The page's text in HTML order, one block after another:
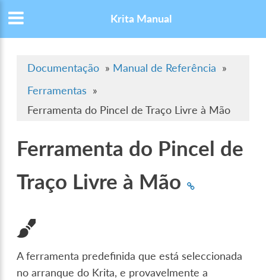
Krita Manual
Documentação » Manual de Referência »
Ferramentas »
Ferramenta do Pincel de Traço Livre à Mão
Ferramenta do Pincel de
Traço Livre à Mão
A ferramenta predefinida que está seleccionada
no arranque do Krita, e provavelmente a